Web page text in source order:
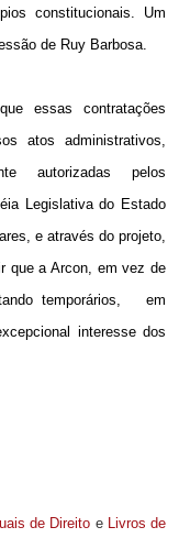
constitucionais. Um
de Ruy Barbosa.
essas contratações
atos administrativos,
autorizadas pelos
Legislativa do Estado
e através do projeto,
que a Arcon, em vez de
temporários,
em
interesse dos
de Direito e Livros de